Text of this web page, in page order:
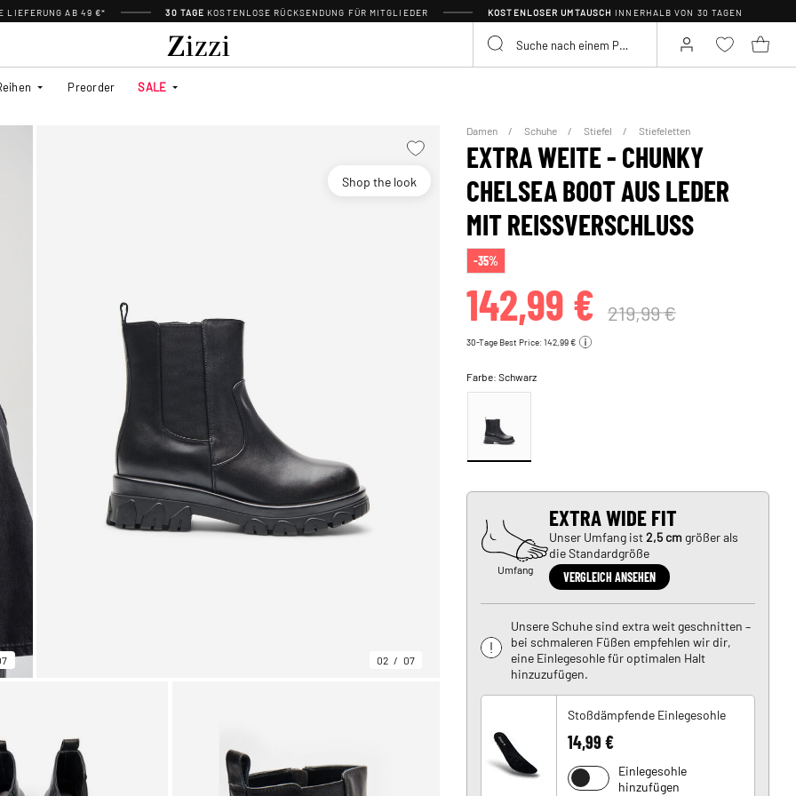
LIEFERUNG AB 49 €* 30 TAGE KOSTENLOSE RÜCKSENDUNG FÜR MITGLIEDER KOSTENLOSER UMTAUSCH INNERHALB VON 30 TAGEN
Preorder SALE
Shop the look
02 07
Damen Schuhe Stiefel Stiefeletten
EXTRA WEITE - CHUNKY
CHELSEA BOOT AUS LEDER
MIT REISSVERSCHLUSS
-35%
142,99 € 219,99 €
30-Tage Best Price: 142,99 €
Farbe:Schwarz
Umfang
EXTRA WIDE FIT
Unser Umfang ist2,5 cmgrößer als
die Standardgröße
VERGLEICH ANSEHEN
Unsere Schuhe sind extra weit geschnitten –
bei schmaleren Füßen empfehlen wir dir,
eine Einlegesohle für optimalen Halt
hinzuzufügen.
Stoßdämpfende Einlegesohle
14,99 €
Einlegesohle
hinzufügen